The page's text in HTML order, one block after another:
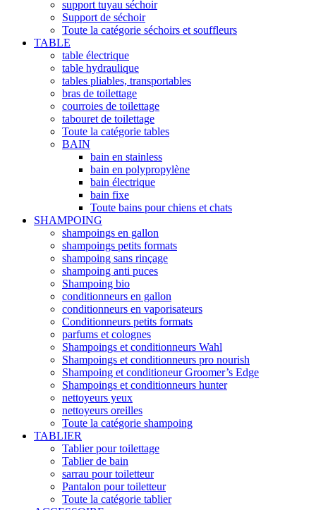
support tuyau séchoir
Support de séchoir
Toute la catégorie séchoirs et souffleurs
TABLE
table électrique
table hydraulique
tables pliables, transportables
bras de toilettage
courroies de toilettage
tabouret de toilettage
Toute la catégorie tables
BAIN
bain en stainless
bain en polypropylène
bain électrique
bain fixe
Toute bains pour chiens et chats
SHAMPOING
shampoings en gallon
shampoings petits formats
shampoing sans rinçage
shampoing anti puces
Shampoing bio
conditionneurs en gallon
conditionneurs en vaporisateurs
Conditionneurs petits formats
parfums et colognes
Shampoings et conditionneurs Wahl
Shampoings et conditionneurs pro nourish
Shampoing et conditioneur Groomer’s Edge
Shampoings et conditionneurs hunter
nettoyeurs yeux
nettoyeurs oreilles
Toute la catégorie shampoing
TABLIER
Tablier pour toilettage
Tablier de bain
sarrau pour toiletteur
Pantalon pour toiletteur
Toute la catégorie tablier